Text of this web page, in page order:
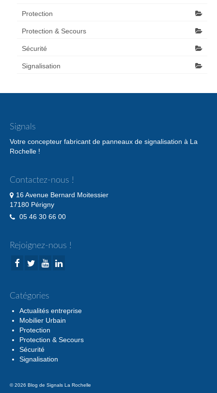
Protection
Protection & Secours
Sécurité
Signalisation
Signals
Votre concepteur fabricant de panneaux de signalisation à La
Rochelle !
Contactez-nous !
16 Avenue Bernard Moitessier
17180 Périgny
05 46 30 66 00
Rejoignez-nous !
Catégories
Actualités entreprise
Mobilier Urbain
Protection
Protection & Secours
Sécurité
Signalisation
© 2026 Blog de Signals La Rochelle